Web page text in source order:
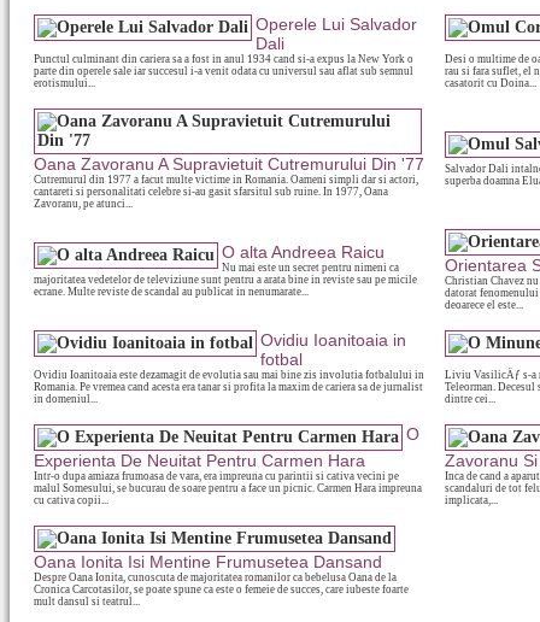
Operele Lui Salvador
Dali
Punctul culminant din cariera sa a fost in anul 1934 cand si-a expus la New York o
parte din operele sale iar succesul i-a venit odata cu universul sau aflat sub semnul
erotismului...
Desi o multime de
rau si fara suflet, el
casatorit cu Doina...
Oana Zavoranu A Supravietuit Cutremurului Din '77
Cutremurul din 1977 a facut multe victime in Romania. Oameni simpli dar si actori,
cantareti si personalitati celebre si-au gasit sfarsitul sub ruine. In 1977, Oana
Zavoranu, pe atunci...
Salvador Dali
superba doamna
O alta Andreea Raicu
Nu mai este un secret pentru nimeni ca
majoritatea vedetelor de televiziune sunt pentru a arata bine in reviste sau pe micile
ecrane. Multe reviste de scandal au publicat in nenumarate...
Orientarea
Christian Chavez
datorat
deoarece el este...
Ovidiu Ioanitoaia in
fotbal
Ovidiu Ioanitoaia este dezamagit de evolutia sau mai bine zis involutia fotbalului in
Romania. Pe vremea cand acesta era tanar si profita la maxim de cariera sa de jurnalist
in domeniul...
Liviu VasilicÄƒ s-a
Teleorman.
dintre cei...
O
Experienta De Neuitat Pentru Carmen Hara
Intr-o dupa amiaza frumoasa de vara, era impreuna cu parintii si cativa vecini pe
malul Somesului, se bucurau de soare pentru a face un picnic. Carmen Hara impreuna
cu cativa copii...
Zavoranu
Inca de cand a
scandaluri de tot
implicata,...
Oana Ionita Isi Mentine Frumusetea Dansand
Despre Oana Ionita, cunoscuta de majoritatea romanilor ca bebelusa Oana de la
Cronica Carcotasilor, se poate spune ca este o femeie de succes, care iubeste foarte
mult dansul si teatrul...